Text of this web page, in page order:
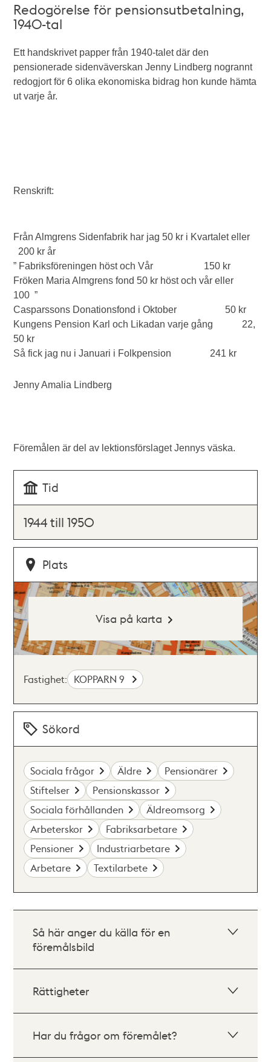
Redogörelse för pensionsutbetalning,
1940-tal
Ett handskrivet papper från 1940-talet där den
pensionerade sidenväverskan Jenny Lindberg nogrannt
redogjort för 6 olika ekonomiska bidrag hon kunde hämta
ut varje år.
Renskrift:
Från Almgrens Sidenfabrik har jag 50 kr i Kvartalet eller
200 kr år
” Fabriksföreningen höst och Vår 150 kr
Fröken Maria Almgrens fond 50 kr höst och vår eller
100 ”
Casparssons Donationsfond i Oktober 50 kr
Kungens Pension Karl och Likadan varje gång 22,
50 kr
Så fick jag nu i Januari i Folkpension 241 kr
Jenny Amalia Lindberg
Föremålen är del av lektionsförslaget Jennys väska.
Tid
1944 till 1950
Plats
Visa på karta
Fastighet: KOPPARN 9
Sökord
Sociala frågor Äldre
Pensionärer
Stiftelser
Pensionskassor
Sociala förhållanden
Äldreomsorg
Arbeterskor
Fabriksarbetare
Pensioner
Industriarbetare
Arbetare
Textilarbete
Så här anger du källa för en
föremålsbild
Rättigheter
Har du frågor om föremålet?